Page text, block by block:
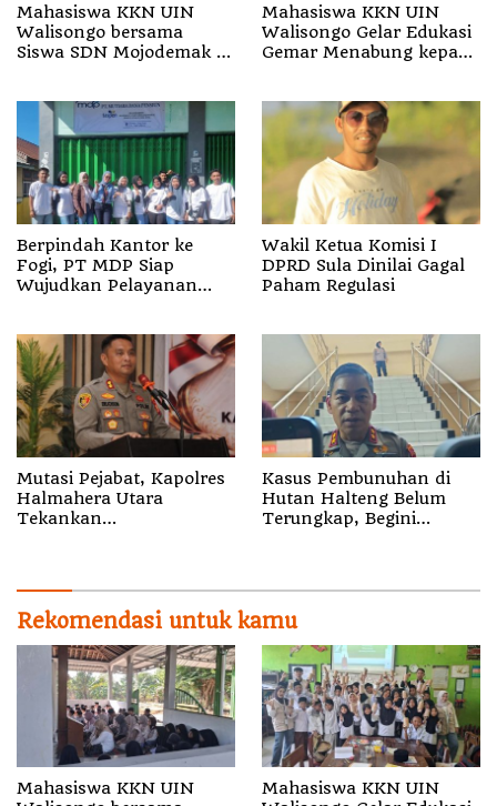
Mahasiswa KKN UIN
Walisongo bersama
Siswa SDN Mojodemak 3
Mahasiswa KKN UIN
Walisongo Gelar Edukasi
Gemar Menabung kepada
Berpindah Kantor ke
Fogi, PT MDP Siap
Wujudkan Pelayanan
Wakil Ketua Komisi I
DPRD Sula Dinilai Gagal
Paham Regulasi
Mutasi Pejabat, Kapolres
Halmahera Utara
Tekankan
Kasus Pembunuhan di
Hutan Halteng Belum
Terungkap, Begini
Rekomendasi untuk kamu
Mahasiswa KKN UIN
Mahasiswa KKN UIN